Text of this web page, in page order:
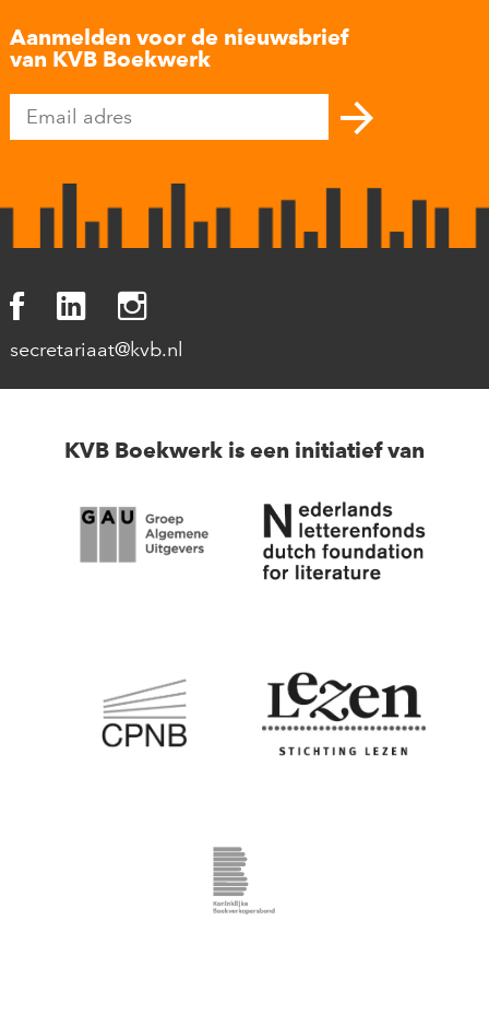
Aanmelden voor de nieuwsbrief
van KVB Boekwerk
secretariaat@kvb.nl
KVB Boekwerk is een initiatief van